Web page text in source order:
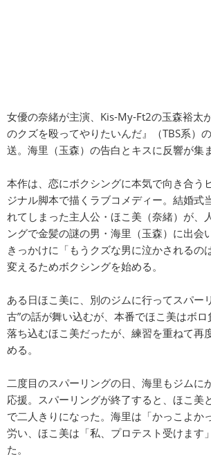
女優の奈緒が主演、Kis‐My‐Ft2の玉森裕太
のクズを殴ってやりたいんだ』（TBS系）
送。海里（玉森）の告白とキスに反響が集
本作は、恋にボクシングに本気で向き合う
ジナル脚本で描くラブコメディー。結婚式
れてしまった主人公・ほこ美（奈緒）が、
ングで金髪の謎の男・海里（玉森）に出会
きっかけに「もうクズな男に泣かされるの
変えるためボクシングを始める。
ある日ほこ美に、別のジムに行ってスパー
古”の話が舞い込むが、本番でほこ美はボロ
落ち込むほこ美だったが、練習を重ねて再
める。
二度目のスパーリングの日、海里もジムに
応援。スパーリングが終了すると、ほこ美
で二人きりになった。海里は「かっこよか
労い、ほこ美は「私、プロテスト受けます
た。